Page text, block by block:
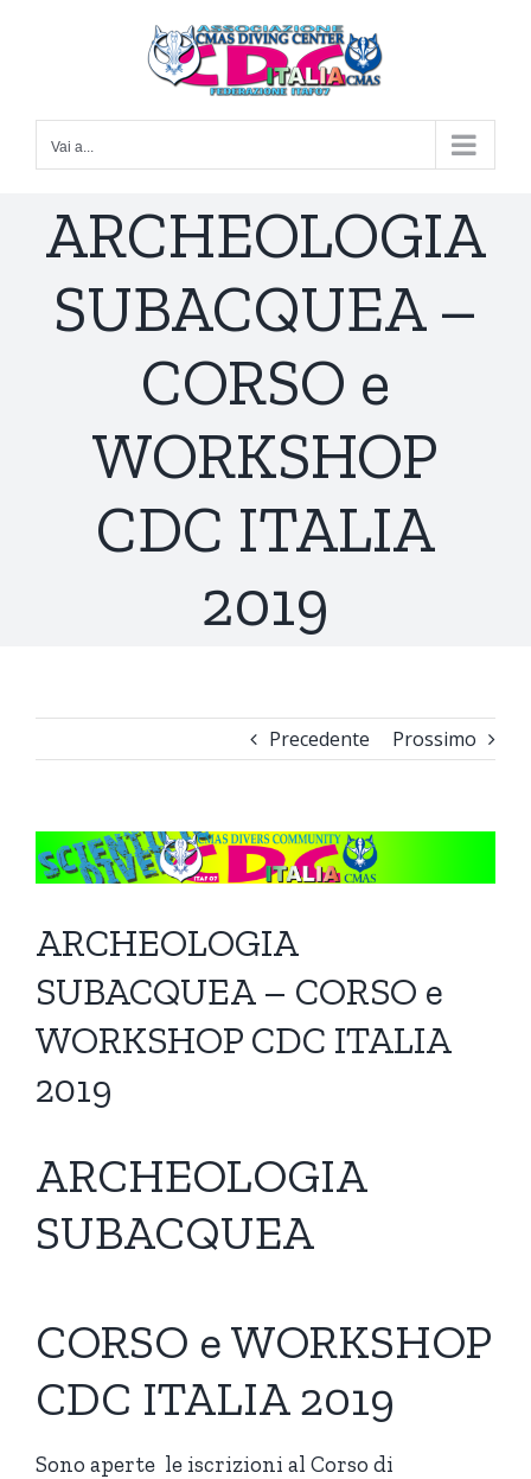
Vai a...
ARCHEOLOGIA
SUBACQUEA –
CORSO e
WORKSHOP
CDC ITALIA
2019
Precedente Prossimo
Ingrandisci
immagine
ARCHEOLOGIA
SUBACQUEA – CORSO e
WORKSHOP CDC ITALIA
2019
ARCHEOLOGIA
SUBACQUEA
CORSO e WORKSHOP
CDC ITALIA 2019
Sono aperte le iscrizioni al Corso di